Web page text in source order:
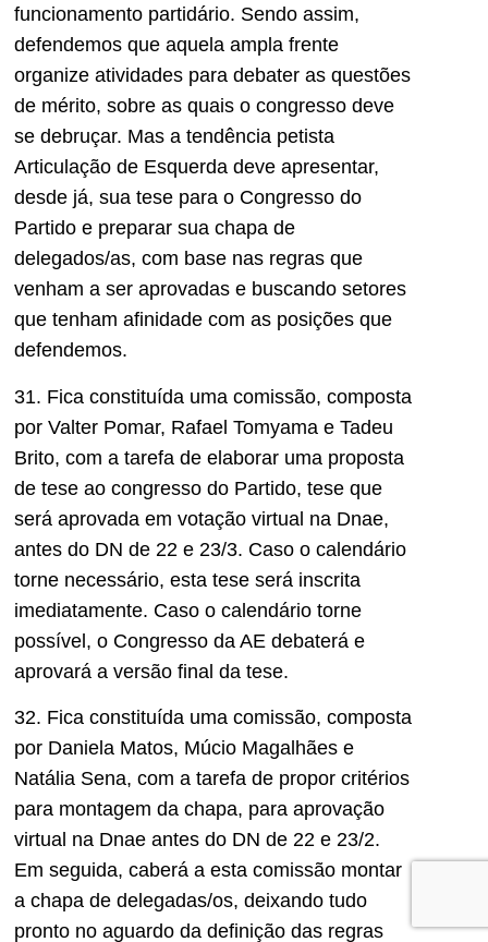
funcionamento partidário. Sendo assim,
defendemos que aquela ampla frente
organize atividades para debater as questões
de mérito, sobre as quais o congresso deve
se debruçar. Mas a tendência petista
Articulação de Esquerda deve apresentar,
desde já, sua tese para o Congresso do
Partido e preparar sua chapa de
delegados/as, com base nas regras que
venham a ser aprovadas e buscando setores
que tenham afinidade com as posições que
defendemos.
31. Fica constituída uma comissão, composta
por Valter Pomar, Rafael Tomyama e Tadeu
Brito, com a tarefa de elaborar uma proposta
de tese ao congresso do Partido, tese que
será aprovada em votação virtual na Dnae,
antes do DN de 22 e 23/3. Caso o calendário
torne necessário, esta tese será inscrita
imediatamente. Caso o calendário torne
possível, o Congresso da AE debaterá e
aprovará a versão final da tese.
32. Fica constituída uma comissão, composta
por Daniela Matos, Múcio Magalhães e
Natália Sena, com a tarefa de propor critérios
para montagem da chapa, para aprovação
virtual na Dnae antes do DN de 22 e 23/2.
Em seguida, caberá a esta comissão montar
a chapa de delegadas/os, deixando tudo
pronto no aguardo da definição das regras